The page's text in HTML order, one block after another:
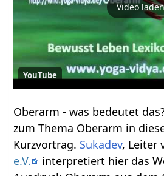
Video
YouTube
Oberarm‏‎ - was bedeutet das? Erfahre einiges
zum Thema Oberarm‏‎ in diesem Video
Kurzvortrag. Sukadev, Leiter
e.V.
interpretiert hier das